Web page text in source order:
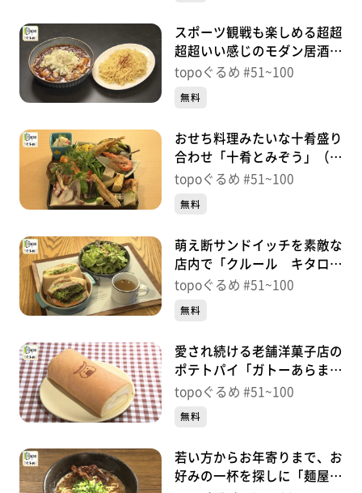
スポーツ観戦も楽しめる超超
超超いい感じのモダン居酒場
「ひばりや」（青葉区中央）
topoぐるめ #51~100
無料
おせち料理みたいな十肴盛り
合わせ「十肴とみぞう」（青
葉区本町）＃86【topoぐる
topoぐるめ #51~100
無料
萌え断サンドイッチを素敵な
店内で「クルール キタロ
ク」（青葉区梅田町）＃
topoぐるめ #51~100
無料
愛され続ける老舗洋菓子店の
ポテトパイ「ガトーあらま
き」（青葉区荒巻本沢）＃
topoぐるめ #51~100
無料
若い方からお年寄りまで、お
好みの一杯を探しに「麺屋タ